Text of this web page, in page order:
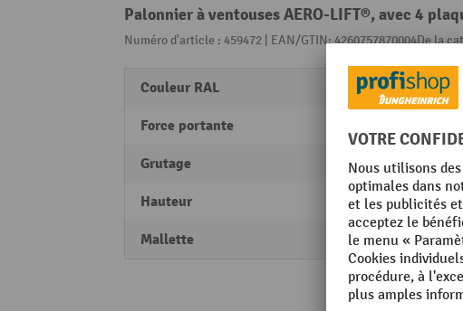
Palonnier à ventouses AERO-LIFT®, avec 4
Numéro d'article : 459472 | EAN/GTIN: 4260757870004De la
Couleur RAL RAL 5003 bleu
Force portante
Grutage oui
Hauteur 715 mm
Mallette non